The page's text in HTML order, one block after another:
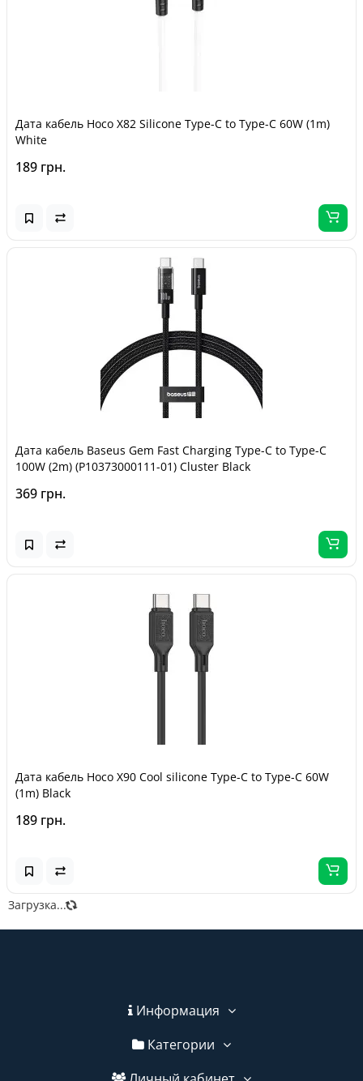
Дата кабель Hoco X82 Silicone Type-C to Type-C 60W (1m)
White
189 грн.
Дата кабель Baseus Gem Fast Charging Type-C to Type-C
100W (2m) (P10373000111-01) Cluster Black
369 грн.
Дата кабель Hoco X90 Cool silicone Type-C to Type-C 60W
(1m) Black
189 грн.
Загрузка...
Информация
Категории